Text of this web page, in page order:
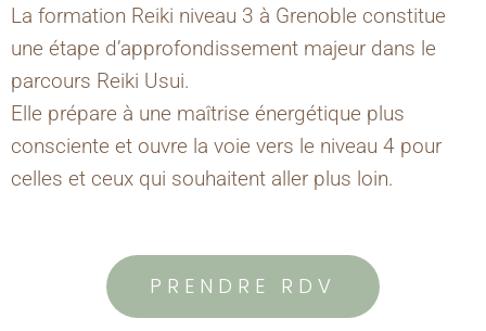
La formation Reiki niveau 3 à Grenoble constitue
une étape d’approfondissement majeur dans le
parcours Reiki Usui.
Elle prépare à une maîtrise énergétique plus
consciente et ouvre la voie vers le niveau 4 pour
celles et ceux qui souhaitent aller plus loin.
PRENDRE RDV